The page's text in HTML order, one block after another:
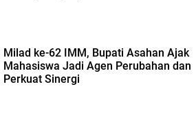
Milad ke-62 IMM, Bupati Asahan Ajak
Mahasiswa Jadi Agen Perubahan dan
Perkuat Sinergi